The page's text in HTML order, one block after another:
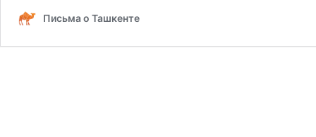
Письма о Ташкенте